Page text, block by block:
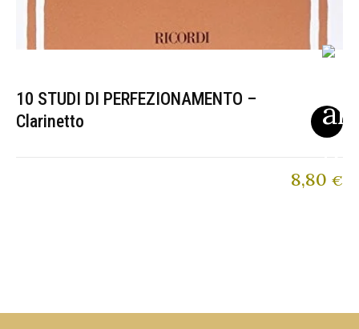
10 STUDI DI PERFEZIONAMENTO –
Clarinetto
8,80 €